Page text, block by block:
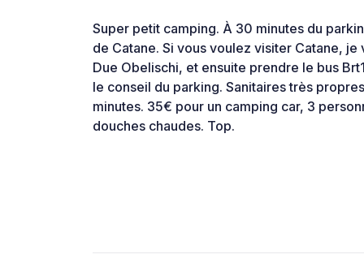
Super petit camping. À 30 minutes du
de Catane. Si vous voulez visiter Catane,
Due Obelischi, et ensuite prendre le bus
le conseil du parking. Sanitaires très
minutes. 35€ pour un camping car, 3
douches chaudes. Top.